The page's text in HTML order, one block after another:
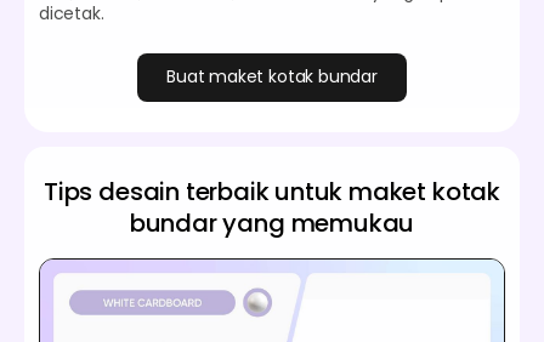
dicetak.
Buat maket kotak bundar
Tips desain terbaik untuk maket kotak
bundar yang memukau